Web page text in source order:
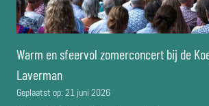
Warm en sfeervol zomerconcert bij de
Laverman
Geplaatst op: 21 juni 2026